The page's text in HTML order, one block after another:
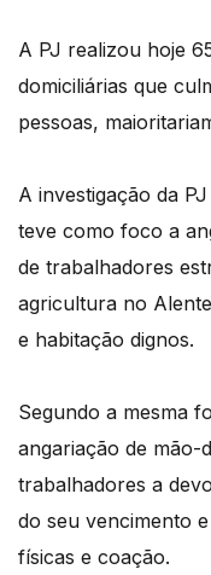
A PJ realizou hoje
domiciliárias que
pessoas,
A investigação da
teve como foco a
de trabalhadores
agricultura no
e habitação dignos.
Segundo a mesma
angariação de mão-
trabalhadores a
do seu vencimento
físicas e coação.